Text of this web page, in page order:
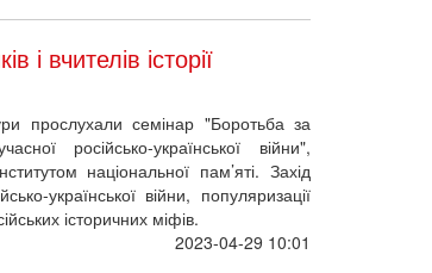
і вчителів історії
прослухали семінар "Боротьба за
російсько-української війни",
національної пам’яті. Захід
української війни, популяризації
історичних міфів.
2023-04-29 10:01